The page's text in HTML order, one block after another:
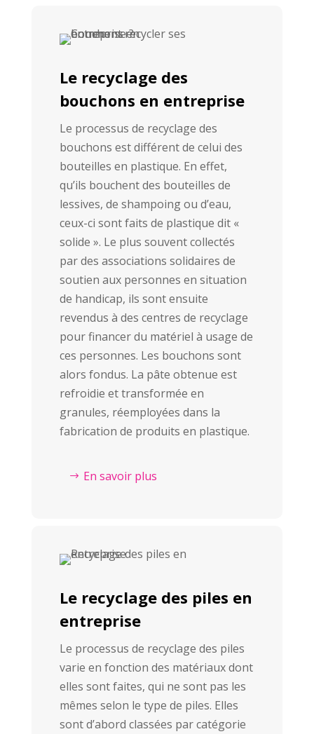
Le recyclage des
bouchons en entreprise
Le processus de recyclage des
bouchons est différent de celui des
bouteilles en plastique. En effet,
qu’ils bouchent des bouteilles de
lessives, de shampoing ou d’eau,
ceux-ci sont faits de plastique dit «
solide ». Le plus souvent collectés
par des associations solidaires de
soutien aux personnes en situation
de handicap, ils sont ensuite
revendus à des centres de recyclage
pour financer du matériel à usage de
ces personnes. Les bouchons sont
alors fondus. La pâte obtenue est
refroidie et transformée en
granules, réemployées dans la
fabrication de produits en plastique.
En savoir plus
Le recyclage des piles en
entreprise
Le processus de recyclage des piles
varie en fonction des matériaux dont
elles sont faites, qui ne sont pas les
mêmes selon le type de piles. Elles
sont d’abord classées par catégorie